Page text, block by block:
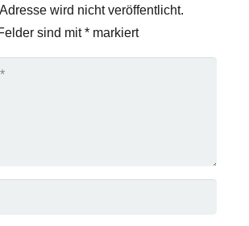
wird nicht veröffentlicht.
sind mit* markiert